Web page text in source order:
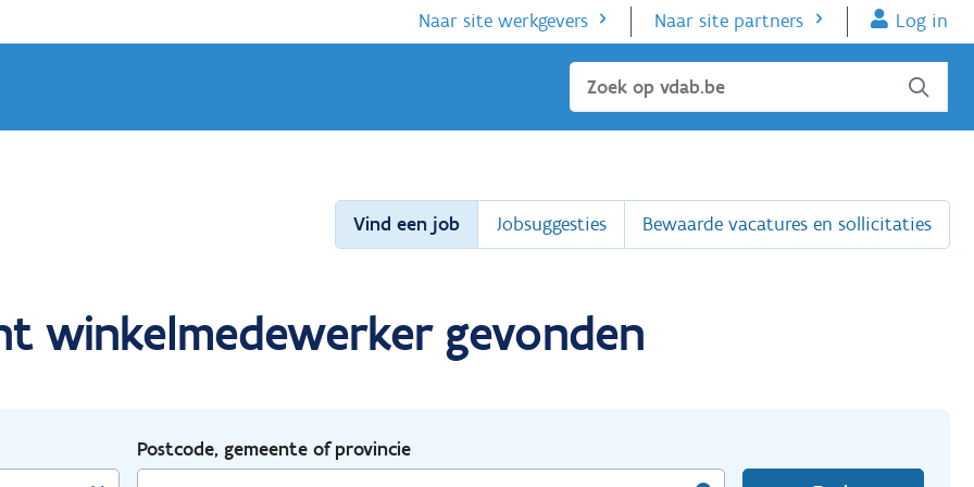
Naar site werkgevers Naar site partners Log in
Sluiten
Vind een job Jobsuggesties Bewaarde vacatures en sollicitaties
winkelmedewerker gevonden
Postcode, gemeente of provincie